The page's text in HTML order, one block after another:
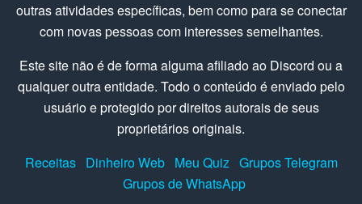
outras atividades específicas, bem como para se conectar
com novas pessoas com interesses semelhantes.
Este site não é de forma alguma afiliado ao Discord ou a
qualquer outra entidade. Todo o conteúdo é enviado pelo
usuário e protegido por direitos autorais de seus
proprietários originais.
Receitas Dinheiro Web Meu Quiz Grupos Telegram
Grupos de WhatsApp